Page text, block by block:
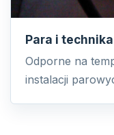
Para i
Odporne na
instalacji